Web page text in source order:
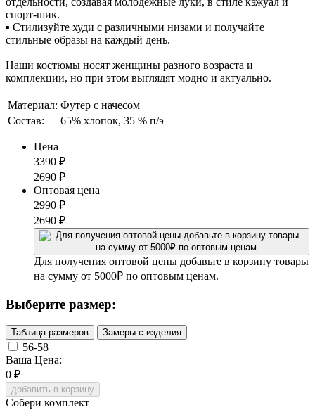
спорт-шик.
▪ Стилизуйте худи с различными низами и получайте
стильные образы на каждый день.
Наши костюмы носят женщины разного возраста и
комплекции, но при этом выглядят модно и актуально.
Материал: Футер с начесом
Состав:
65% хлопок, 35 % п/э
Цена
3390 ₽
2690 ₽
Оптовая цена
2990 ₽
2690 ₽
Для получения оптовой цены добавьте в корзину товары
на сумму от 5000₽ по оптовым ценам.
Выберите размер:
Таблица размеров Замеры с изделия
56-58
Ваша Цена:
0 ₽
добавить в корзину
Собери комплект